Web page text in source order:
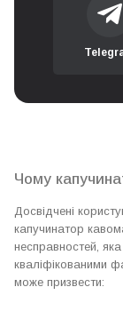
Чому
Досвідчені
капучинатор
несправностей,
кваліфікованими
може призвести: